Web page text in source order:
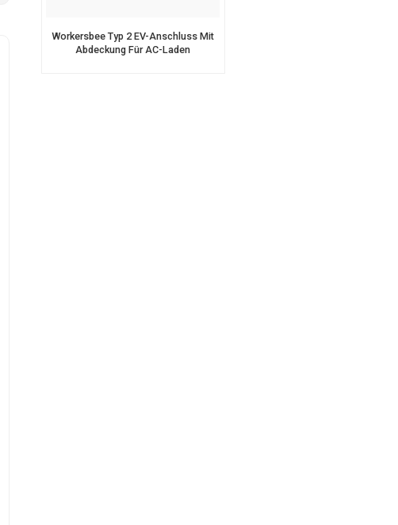
Workersbee Typ 2 EV-Anschluss Mit
Abdeckung Für AC-Laden